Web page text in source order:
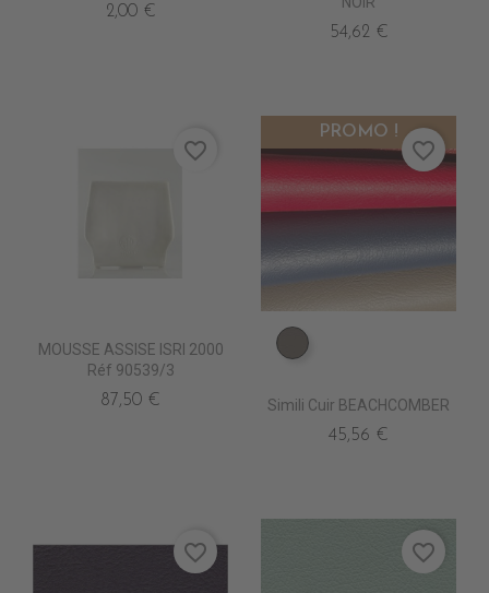
2,00 €
54,62 €
MOUSSE ASSISE ISRI 2000
Réf 90539/3
87,50 €
favorite_border
EN5290 HAVANE
Simili Cuir BEACHCOMBER
45,56 €
PROMO !
favorite_border
favorite_border favorite_border